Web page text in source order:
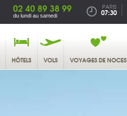
02 40 89 38 99
du lundi au samedi
PARIS
07:30
HÔTELS VOLS VOYAGES DE NOCES